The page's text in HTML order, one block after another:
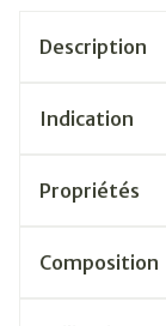
Description
Indication
Propriétés
Composition